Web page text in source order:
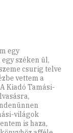
egy
széken ül,
csurig telve
vettem a
Kiadó Tamási-
világok
is haza,